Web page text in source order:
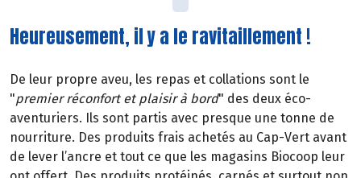
Heureusement, il y a le ravitaillement !
De leur propre aveu, les repas et collations sont le
"premier réconfort et plaisir à bord" des deux éco-
aventuriers. Ils sont partis avec presque une tonne de
nourriture. Des produits frais achetés au Cap-Vert avant
de lever l’ancre et tout ce que les magasins Biocoop leur